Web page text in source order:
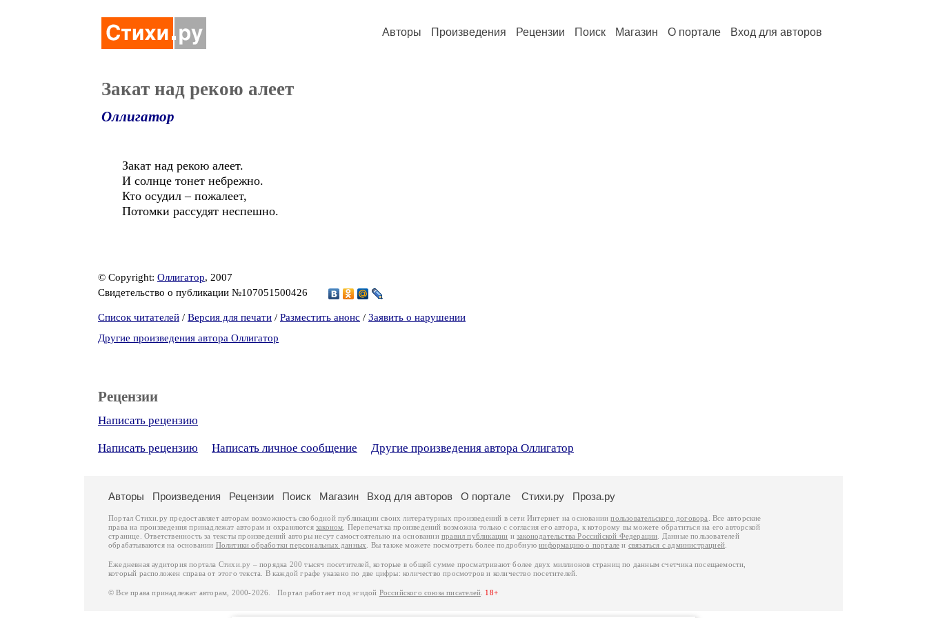
Авторы Произведения Рецензии Поиск Магазин О портале Вход для авторов
Закат над рекою алеет
Оллигатор
Закат над рекою алеет.
И солнце тонет небрежно.
Кто осудил – пожалеет,
Потомки рассудят неспешно.
© Copyright: Оллигатор, 2007
Свидетельство о публикации №107051500426
Список читателей / Версия для печати / Разместить анонс / Заявить о нарушении
Другие произведения автора Оллигатор
Рецензии
Написать рецензию
Написать рецензию Написать личное сообщение Другие произведения автора Оллигатор
Авторы Произведения Рецензии Поиск Магазин Вход для авторов О портале Стихи.ру Проза.ру
Портал Стихи.ру предоставляет авторам возможность свободной публикации своих литературных произведений в сети Интернет на основаниипользовательского договора
. Все авторские
права на произведения принадлежат авторам и охраняются законом . Перепечатка произведений возможна только с согласия его автора, к которому вы можете обратиться на его авторской
странице. Ответственность за тексты произведений авторы несут самостоятельно на основанииправил публикации изаконодательства Российской Федерации . Данные пользователей
обрабатываются на основании Политики обработки персональных данных . Вы также можете посмотреть более подробнуюинформацию о портале и связаться с администрацией
Ежедневная аудитория портала Стихи.ру – порядка 200 тысяч посетителей, которые в общей сумме просматривают более двух миллионов страниц по данным счетчика посещаемости,
который расположен справа от этого текста. В каждой графе указано по две цифры: количество просмотров и количество посетителей.
© Все права принадлежат авторам, 2000-2026. Портал работает под эгидой Российского союза писателей 18+